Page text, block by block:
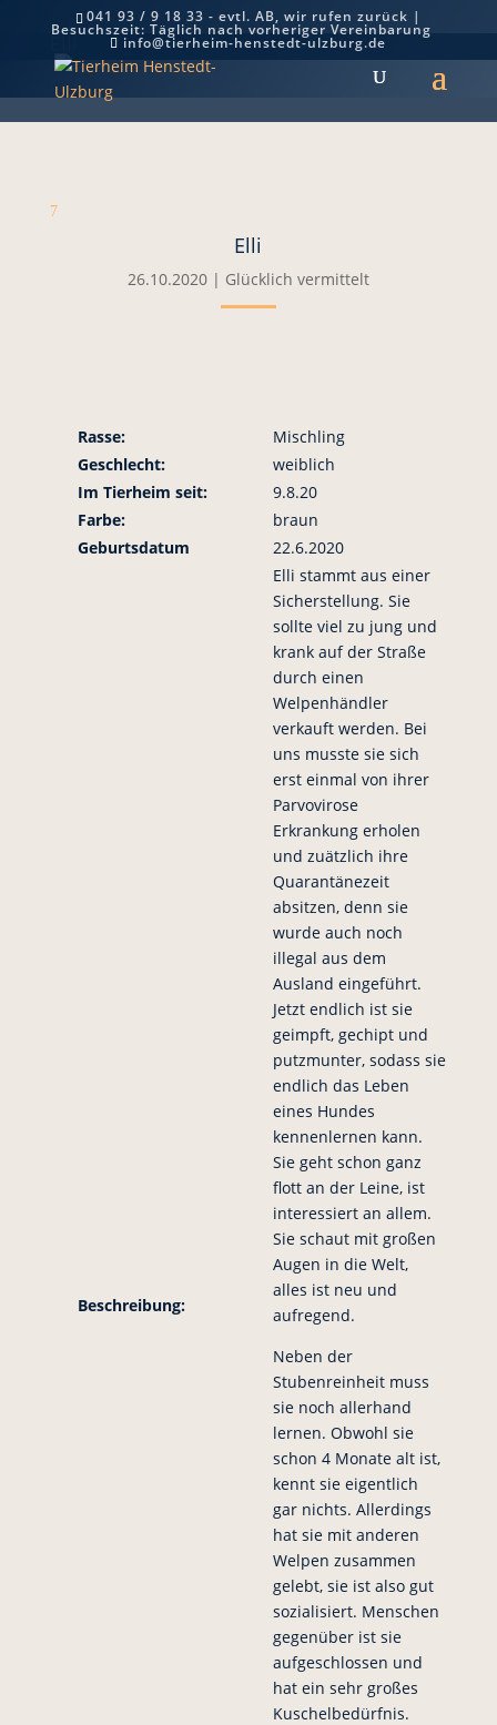
041 93 / 9 18 33 - evtl. AB, wir rufen zurück |
Besuchszeit: Täglich nach vorheriger Vereinbarung
info@tierheim-henstedt-ulzburg.de
Elli
7
Elli
26.10.2020| Glücklich vermittelt
Rasse:
Mischling
Geschlecht:
weiblich
Im Tierheim seit:
9.8.20
Farbe:
braun
Geburtsdatum
22.6.2020
Beschreibung:
Elli stammt aus einer
Sicherstellung. Sie
sollte viel zu jung und
krank auf der Straße
durch einen
Welpenhändler
verkauft werden. Bei
uns musste sie sich
erst einmal von ihrer
Parvovirose
Erkrankung erholen
und zuätzlich ihre
Quarantänezeit
absitzen, denn sie
wurde auch noch
illegal aus dem
Ausland eingeführt.
Jetzt endlich ist sie
geimpft, gechipt und
putzmunter, sodass sie
endlich das Leben
eines Hundes
kennenlernen kann.
Sie geht schon ganz
flott an der Leine, ist
interessiert an allem.
Sie schaut mit großen
Augen in die Welt,
alles ist neu und
aufregend.
Neben der
Stubenreinheit muss
sie noch allerhand
lernen. Obwohl sie
schon 4 Monate alt ist,
kennt sie eigentlich
gar nichts. Allerdings
hat sie mit anderen
Welpen zusammen
gelebt, sie ist also gut
sozialisiert. Menschen
gegenüber ist sie
aufgeschlossen und
hat ein sehr großes
Kuschelbedürfnis.